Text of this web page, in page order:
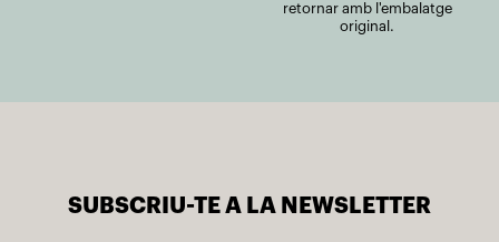
retornar amb l'embalatge
original.
SUBSCRIU-TE A LA NEWSLETTER